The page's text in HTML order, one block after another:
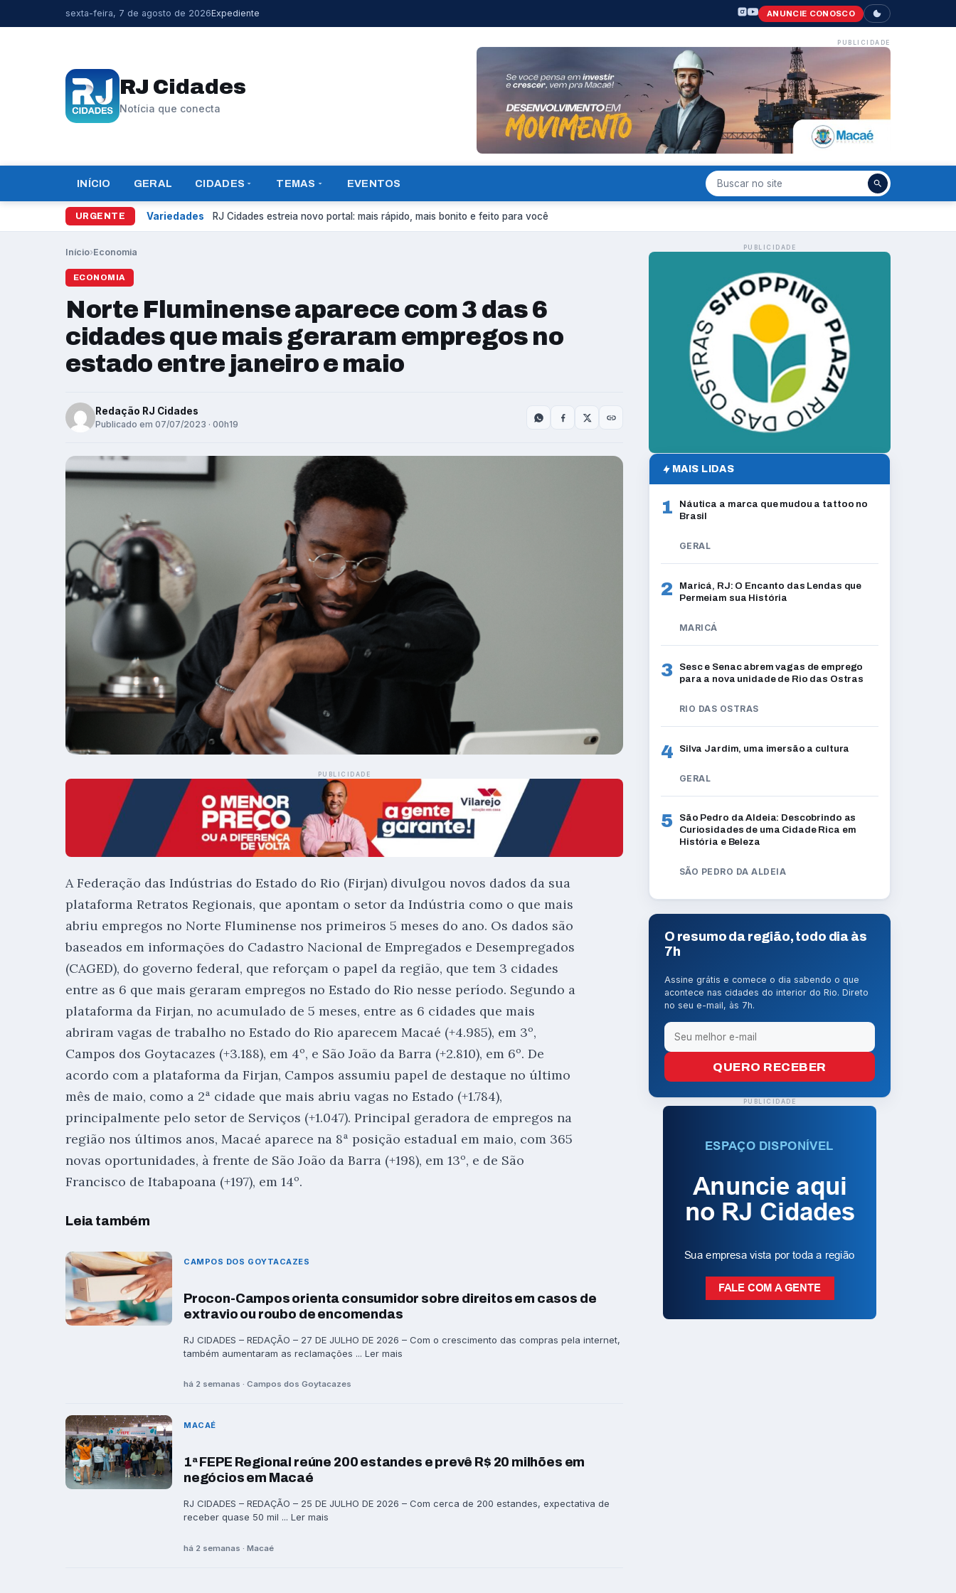
sexta-feira, 7 de agosto de 2026Expediente ANUNCIE CONOSCO
RJ Cidades
Notícia que conecta
PUBLICIDADE
INÍCIO GERAL CIDADES TEMAS EVENTOS
URGENTE Variedades RJ Cidades estreia novo portal: mais rápido, mais bonito e feito para você
Início›Economia
ECONOMIA
Norte Fluminense aparece com 3 das 6
cidades que mais geraram empregos no
estado entre janeiro e maio
Redação RJ Cidades
Publicado em 07/07/2023 · 00h19
PUBLICIDADE
A Federação das Indústrias do Estado do Rio (Firjan) divulgou novos dados da sua
plataforma Retratos Regionais, que apontam o setor da Indústria como o que mais
abriu empregos no Norte Fluminense nos primeiros 5 meses do ano. Os dados são
baseados em informações do Cadastro Nacional de Empregados e Desempregados
(CAGED), do governo federal, que reforçam o papel da região, que tem 3 cidades
entre as 6 que mais geraram empregos no Estado do Rio nesse período. Segundo a
plataforma da Firjan, no acumulado de 5 meses, entre as 6 cidades que mais
abriram vagas de trabalho no Estado do Rio aparecem Macaé (+4.985), em 3º,
Campos dos Goytacazes (+3.188), em 4º, e São João da Barra (+2.810), em 6º. De
acordo com a plataforma da Firjan, Campos assumiu papel de destaque no último
mês de maio, como a 2ª cidade que mais abriu vagas no Estado (+1.784),
principalmente pelo setor de Serviços (+1.047). Principal geradora de empregos na
região nos últimos anos, Macaé aparece na 8ª posição estadual em maio, com 365
novas oportunidades, à frente de São João da Barra (+198), em 13º, e de São
Francisco de Itabapoana (+197), em 14º.
Leia também
CAMPOS DOS GOYTACAZES
Procon-Campos orienta consumidor sobre direitos em casos de
extravio ou roubo de encomendas
RJ CIDADES – REDAÇÃO – 27 DE JULHO DE 2026 – Com o crescimento das compras pela internet,
também aumentaram as reclamações ... Ler mais
há 2 semanas · Campos dos Goytacazes
MACAÉ
1ª FEPE Regional reúne 200 estandes e prevê R$ 20 milhões em
negócios em Macaé
RJ CIDADES – REDAÇÃO – 25 DE JULHO DE 2026 – Com cerca de 200 estandes, expectativa de
receber quase 50 mil ... Ler mais
há 2 semanas · Macaé
PUBLICIDADE
MAIS LIDAS
1
Náutica a marca que mudou a tattoo no
Brasil
GERAL
2
Maricá, RJ: O Encanto das Lendas que
Permeiam sua História
MARICÁ
3
Sesc e Senac abrem vagas de emprego
para a nova unidade de Rio das Ostras
RIO DAS OSTRAS
4 Silva Jardim, uma imersão a cultura
GERAL
5
São Pedro da Aldeia: Descobrindo as
Curiosidades de uma Cidade Rica em
História e Beleza
SÃO PEDRO DA ALDEIA
O resumo da região, todo dia às
7h
Assine grátis e comece o dia sabendo o que
acontece nas cidades do interior do Rio. Direto
no seu e-mail, às 7h.
QUERO RECEBER
PUBLICIDADE